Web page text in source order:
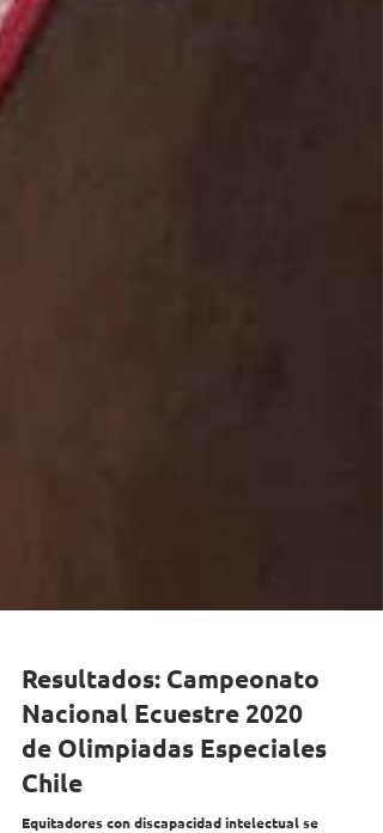
Resultados: Campeonato
Nacional Ecuestre 2020
de Olimpiadas Especiales